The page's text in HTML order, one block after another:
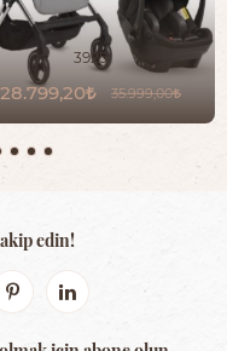
3925
28.799,20 35.999,00
edin!